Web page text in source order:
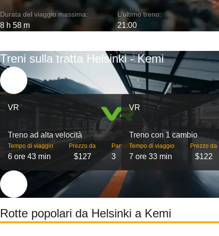
Durata del viaggio massima:
8 h 58 m
L'ultimo treno:
21:00
Treni sulla tratta Helsinki - Kemi
VR
Treno ad alta velocità
Tempo di viaggio
6 ore 43 min
Prezzo da
$127
Partenze
3
VR
Treno con 1 cambio
Tempo di viaggio
7 ore 33 min
Prezzo da
$122
Rotte popolari da Helsinki a Kemi